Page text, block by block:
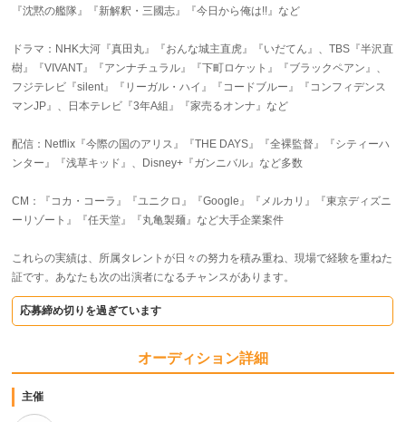
『沈黙の艦隊』『新解釈・三國志』『今日から俺は!!』など
ドラマ：NHK大河『真田丸』『おんな城主直虎』『いだてん』、TBS『半沢直
樹』『VIVANT』『アンナチュラル』『下町ロケット』『ブラックペアン』、
フジテレビ『silent』『リーガル・ハイ』『コードブルー』『コンフィデンス
マンJP』、日本テレビ『3年A組』『家売るオンナ』など
配信：Netflix『今際の国のアリス』『THE DAYS』『全裸監督』『シティーハ
ンター』『浅草キッド』、Disney+『ガンニバル』など多数
CM：『コカ・コーラ』『ユニクロ』『Google』『メルカリ』『東京ディズニ
ーリゾート』『任天堂』『丸亀製麺』など大手企業案件
これらの実績は、所属タレントが日々の努力を積み重ね、現場で経験を重ねた
証です。あなたも次の出演者になるチャンスがあります。
応募締め切りを過ぎています
オーディション詳細
主催